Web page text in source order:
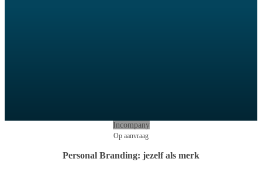
Incompany
Op aanvraag
Personal Branding: jezelf als merk